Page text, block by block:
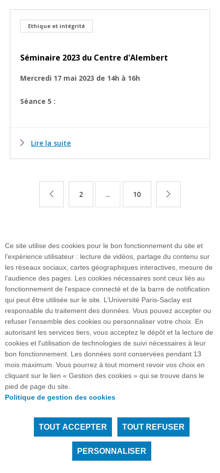
Ethique et intégrité
Séminaire 2023 du Centre d'Alembert
Mercredi 17 mai 2023 de 14h à 16h
Séance 5 :
Lire la suite
Page
2 ... Page
10
Plan du site
Accueil des publics internationaux
15 rue Georges Clemenceau - 91405 Orsay cedex I
FRANCE
Accès : RER B Orsay Ville/Bures-sur-Yvette
Tous droits réservés Université Paris-Saclay
Accessibilité :partiellement conforme
Ce site utilise des cookies pour le bon fonctionnement du site et
l’expérience utilisateur : lecture de vidéos, partage du contenu sur
les réseaux sociaux, cartes géographiques interactives, mesure de
l’audience des pages. Les cookies nécessaires sont ceux liés au
fonctionnement de l'espace connecté et de la barre de notification
qui peut être utilisée sur le site. L’Université Paris-Saclay est
responsable du traitement des données. Vous pouvez accepter ou
refuser l’ensemble des cookies ou personnaliser votre choix. En
autorisant les services tiers, vous acceptez le dépôt et la lecture de
cookies et l'utilisation de technologies de suivi nécessaires à leur
bon fonctionnement. Les données sont conservées pendant 13
mois maximum. Vous pourrez à tout moment revoir vos choix en
cliquant sur le lien « Gestion des cookies » qui se trouve dans le
pied de page du site.
Politique de gestion des cookies
TOUT ACCEPTER TOUT REFUSER
PERSONNALISER